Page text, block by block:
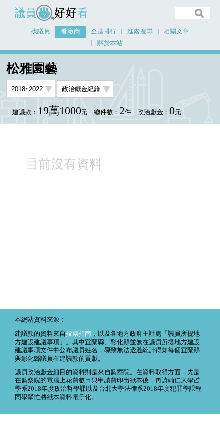
議員好好看
找議員 看廠商 全國排行 進階搜尋
相關文章
關於本站
松雅園藝
建議款： 19萬1000元 總件數： 2件 政治獻金： 0元
目前沒有資料
本網站資料來源：
建議款的資料來自投票指南 ，以及各地方政府主計處「議員所提地
方建設建議事項」。其中宜蘭縣、彰化縣並無在議員所提地方建設
建議事項文件中公布議員姓名，導致無法透過統計得知每個宜蘭縣
與彰化縣議員在建議款的貢獻。
議員政治獻金細目的資料則是來自監察院。在資料取得方面，先是
在監察院的電腦上花費數日與申請費印出紙本後，再請輔仁大學哲
學系2018年度政治哲學課以及台北大學法律系2018年度犯罪學課程
同學幫忙將紙本資料電子化。